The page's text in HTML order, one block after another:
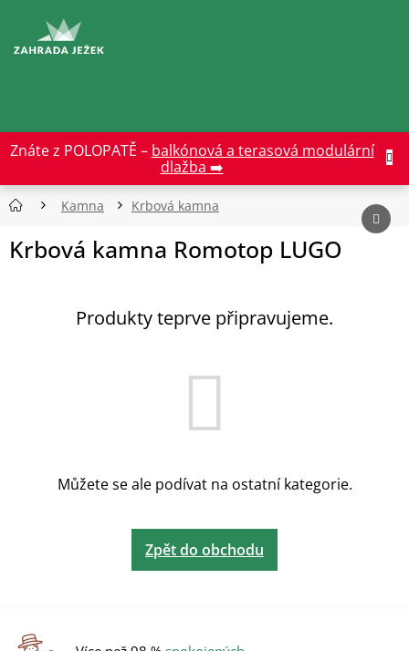
obsah
Znáte z POLOPATĚ – balkónová a terasová modulární
dlažba ➡️
Kamna Krbová kamna
Krbová kamna Romotop LUGO
Produkty teprve připravujeme.
Můžete se ale podívat na ostatní kategorie.
Zpět do obchodu